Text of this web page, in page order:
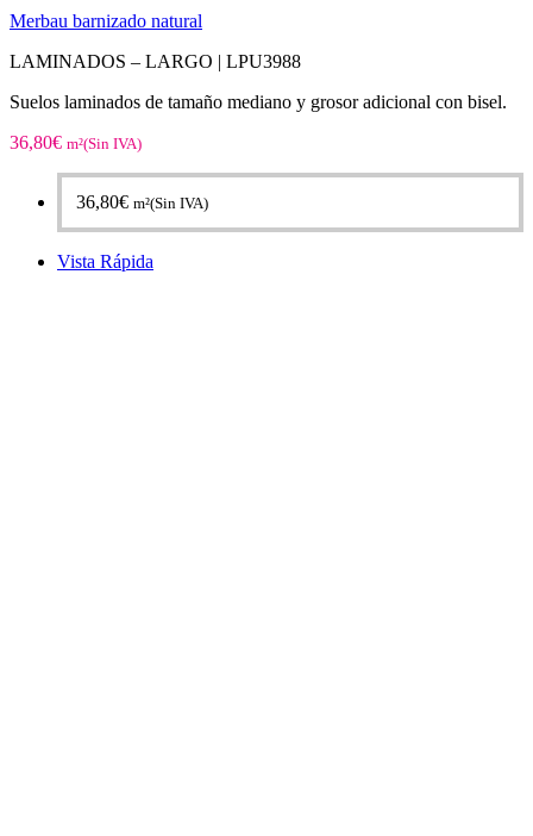
Merbau barnizado natural
LAMINADOS – LARGO | LPU3988
Suelos laminados de tamaño mediano y grosor adicional con bisel.
36,80€ m²(Sin IVA)
36,80€ m²(Sin IVA)
Vista Rápida